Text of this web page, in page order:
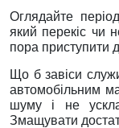
Оглядайте
який перекіс чи
пора приступити
Що б завіси
автомобільним
шуму і не
Змащувати